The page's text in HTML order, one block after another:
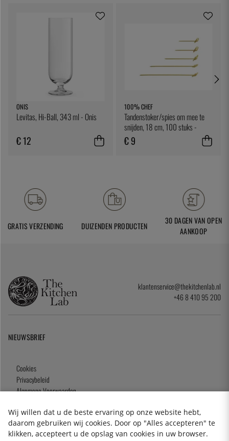
ONIS
Levitas, Hi-Ball, 343 ml - Onis
€ 12
100% CHEF
Tandenstoker/spies om mee te
snijden, 18 cm, 100 stuks -
100% Chef
€ 9
GRATIS VERZENDING DUIZENDEN PRODUCTEN
30 DAGEN VAN OPEN
AANKOOP
klantenservice@thekitchenlab.nl
+46 8 410 95 200
NIEUWSBRIEF
Cookies
Privacybeleid
Algemene Voorwaarden
Wij willen dat u de beste ervaring op onze website hebt,
daarom gebruiken wij cookies. Door op "Alles accepteren" te
klikken, accepteert u de opslag van cookies in uw browser.